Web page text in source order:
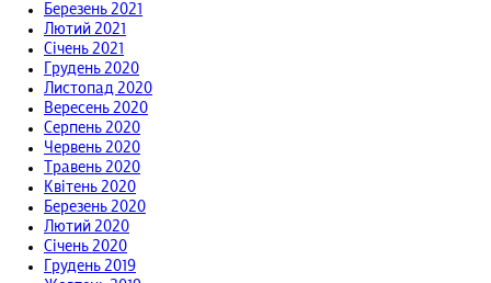
Березень 2021
Лютий 2021
Січень 2021
Грудень 2020
Листопад 2020
Вересень 2020
Серпень 2020
Червень 2020
Травень 2020
Квітень 2020
Березень 2020
Лютий 2020
Січень 2020
Грудень 2019